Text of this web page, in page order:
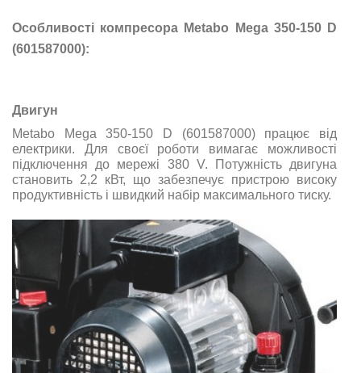
Особливості компресора Metabo Mega 350-150 D
(601587000):
Двигун
Metabo Mega 350-150 D (601587000) працює від
електрики. Для своєї роботи вимагає можливості
підключення до мережі 380 V. Потужність двигуна
становить 2,2 кВт, що забезпечує пристрою високу
продуктивність і швидкий набір максимального тиску.